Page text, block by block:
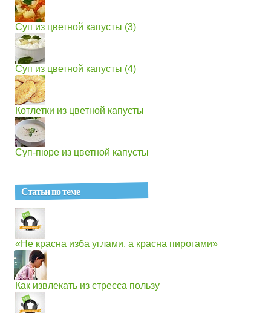
Суп из цветной капусты (3)
Суп из цветной капусты (4)
Котлетки из цветной капусты
Суп-пюре из цветной капусты
Статьи по теме
«Не красна изба углами, а красна пирогами»
Как извлекать из стресса пользу